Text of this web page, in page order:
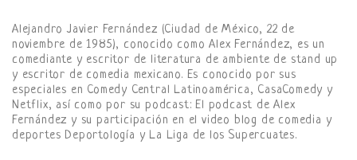
Alejandro Javier Fernández (Ciudad de México, 22 de
noviembre de 1985), conocido como Alex Fernández, es un
comediante y escritor de literatura de ambiente de stand up
y escritor de comedia mexicano. Es conocido por sus
especiales en Comedy Central Latinoamérica, CasaComedy y
Netflix, así como por su podcast: El podcast de Alex
Fernández y su participación en el video blog de comedia y
deportes Deportología y La Liga de los Supercuates.